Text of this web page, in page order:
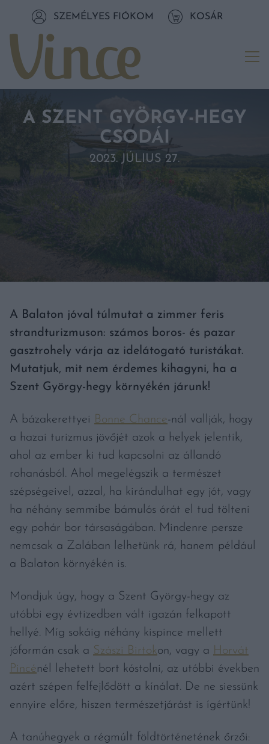
Tovább a tartalomhozSZEMÉLYES FIÓKOM KOSÁR
A SZENT GYÖRGY-HEGY
CSODÁI
2023. JÚLIUS 27.
A Balaton jóval túlmutat a zimmer feris
strandturizmuson: számos boros- és pazar
gasztrohely várja az idelátogató turistákat.
Mutatjuk, mit nem érdemes kihagyni, ha a
Szent György-hegy környékén járunk!
A bázakerettyei Bonne Chance-nál vallják, hogy
a hazai turizmus jövőjét azok a helyek jelentik,
ahol az ember ki tud kapcsolni az állandó
rohanásból. Ahol megelégszik a természet
szépségeivel, azzal, ha kirándulhat egy jót, vagy
ha néhány semmibe bámulós órát el tud tölteni
egy pohár bor társaságában. Mindenre persze
nemcsak a Zalában lelhetünk rá, hanem például
a Balaton környékén is.
Mondjuk úgy, hogy a Szent György-hegy az
utóbbi egy évtizedben vált igazán felkapott
hellyé. Míg sokáig néhány kispince mellett
jóformán csak a Szászi Birtokon, vagy a Horvát
Pincénél lehetett bort kóstolni, az utóbbi években
azért szépen felfejlődött a kínálat. De ne siessünk
ennyire előre, hiszen természetjárást is ígértünk!
A tanúhegyek a régmúlt földtörténetének őrzői: